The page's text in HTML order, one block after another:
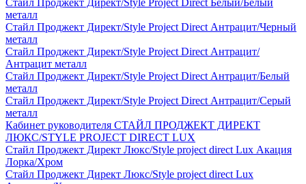
Стайл Проджект Директ/Style Project Direct Белый/Белый
металл
Стайл Проджект Директ/Style Project Direct Антрацит/Черный
металл
Стайл Проджект Директ/Style Project Direct Антрацит/
Антрацит металл
Стайл Проджект Директ/Style Project Direct Антрацит/Белый
металл
Стайл Проджект Директ/Style Project Direct Антрацит/Серый
металл
Кабинет руководителя СТАЙЛ ПРОДЖЕКТ ДИРЕКТ
ЛЮКС/STYLE PROJECT DIRECT LUX
Стайл Проджект Директ Люкс/Style project direct Lux Акация
Лорка/Хром
Стайл Проджект Директ Люкс/Style project direct Lux